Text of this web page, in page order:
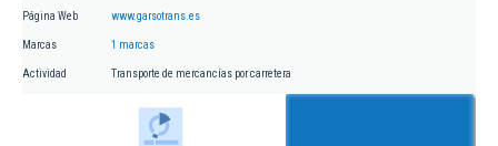
Página Web www.garsotrans.es
Marcas 1 marcas
Actividad Transporte de mercancías por carretera